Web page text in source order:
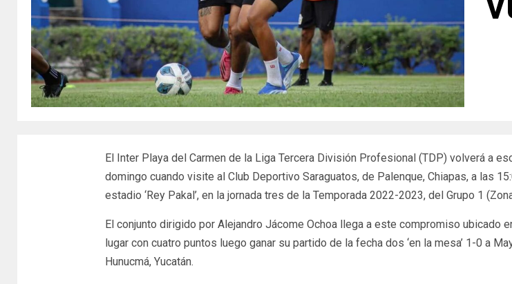
El Inter Playa del Carmen de la Liga Tercera División Profesional (TDP) volverá a
domingo cuando visite al Club Deportivo Saraguatos, de Palenque, Chiapas, a las
estadio ‘Rey Pakal’, en la jornada tres de la Temporada 2022-2023, del Grupo 1
El conjunto dirigido por Alejandro Jácome Ochoa llega a este compromiso ubicado
lugar con cuatro puntos luego ganar su partido de la fecha dos ‘en la mesa’ 1-0 a
Hunucmá, Yucatán.